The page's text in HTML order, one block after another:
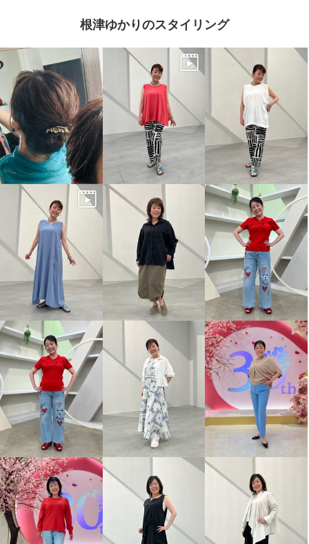
根津ゆかりのスタイリング